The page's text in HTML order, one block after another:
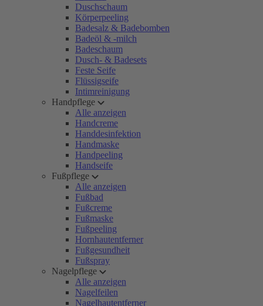
Duschschaum
Körperpeeling
Badesalz & Badebomben
Badeöl & -milch
Badeschaum
Dusch- & Badesets
Feste Seife
Flüssigseife
Intimreinigung
Handpflege
Alle anzeigen
Handcreme
Handdesinfektion
Handmaske
Handpeeling
Handseife
Fußpflege
Alle anzeigen
Fußbad
Fußcreme
Fußmaske
Fußpeeling
Hornhautentferner
Fußgesundheit
Fußspray
Nagelpflege
Alle anzeigen
Nagelfeilen
Nagelhautentferner